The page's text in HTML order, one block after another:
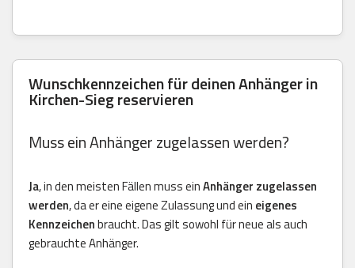
Wunschkennzeichen für deinen Anhänger in
Kirchen-Sieg reservieren
Muss ein Anhänger zugelassen werden?
Ja, in den meisten Fällen muss einAnhänger zugelassen
werden, da er eine eigene Zulassung und ein eigenes
Kennzeichenbraucht. Das gilt sowohl für neue als auch
gebrauchte Anhänger.